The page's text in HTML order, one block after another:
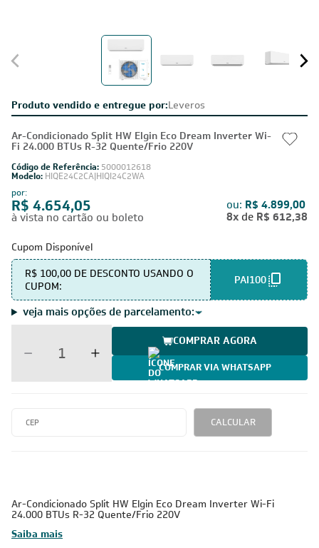
Produto vendido e entregue por:Leveros
Ar-Condicionado Split HW Elgin Eco Dream Inverter Wi-
Fi 24.000 BTUs R-32 Quente/Frio 220V
Código de Referência: 5000012618
Modelo: HIQE24C2CA|HIQI24C2WA
por:
R$ 4.654,05
à vista no cartão ou boleto
ou: R$ 4.899,00
8x de R$ 612,38
Cupom Disponível
R$ 100,00 DE DESCONTO USANDO O
CUPOM:
PAI100
veja mais opções de parcelamento:
COMPRAR AGORA
COMPRAR VIA WHATSAPP
CALCULAR
Ar-Condicionado Split HW Elgin Eco Dream Inverter Wi-Fi
24.000 BTUs R-32 Quente/Frio 220V
Saiba mais